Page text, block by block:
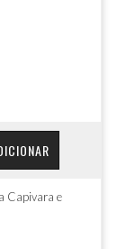
Capivara e